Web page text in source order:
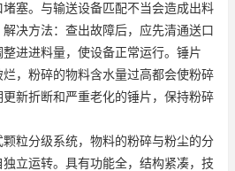
塞。与输送设备匹配不当会造成出料
决方法：查出故障后，应先清通送口
进进料量，使设备正常运行。锤片
，粉碎的物料含水量过高都会使粉碎
新折断和严重老化的锤片，保持粉碎
粒分级系统，物料的粉碎与粉尘的分
立运转。具有功能全，结构紧凑，技